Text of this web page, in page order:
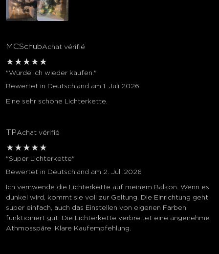
MCSchubAchat vérifié
★ ★ ★ ★ ★
"Würde ich wieder kaufen."
Bewertet in Deutschland am 1. Juli 2026
Eine sehr schöne Lichterkette.
TPAchat vérifié
★ ★ ★ ★ ★
"Super Lichterkette"
Bewertet in Deutschland am 2. Juli 2026
Ich vernwende die Lichterkette auf meinem Balkon. Wenn es
dunkel wird, kommt sie voll zur Geltung. Die Einrichtung geht
super einfach, auch das Einstellen von eigenen Farben
funktioniert gut. Die Lichterkette verbreitet eine angenehme
Athmosspäre. Klare Kaufempfehlung.